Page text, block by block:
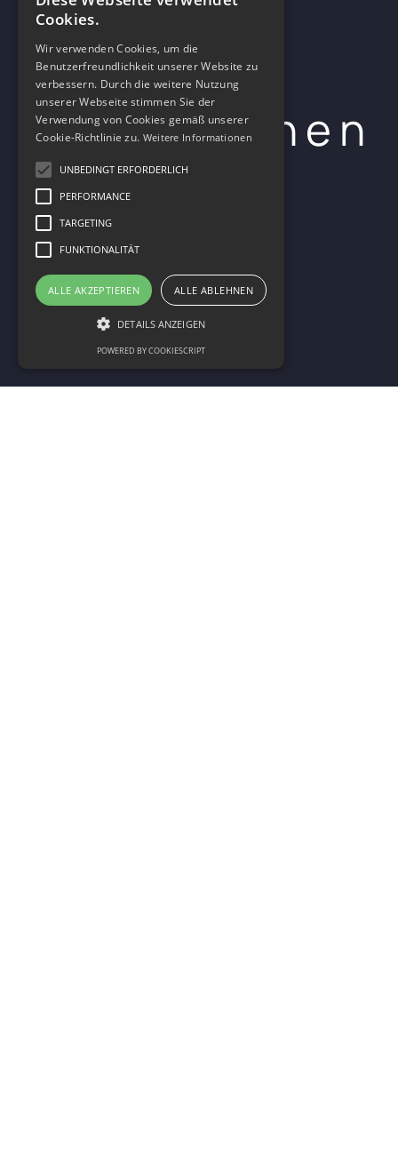
Menü öffnen
Cookies.
Wir verwenden Cookies, um die
Benutzerfreundlichkeit unserer Website zu
verbessern. Durch die weitere Nutzung
unserer Webseite stimmen Sie der
Verwendung von Cookies gemäß unserer
Cookie-Richtlinie zu. Weitere Informationen
UNBEDINGT ERFORDERLICH
PERFORMANCE
TARGETING
FUNKTIONALITÄT
ALLE AKZEPTIEREN ALLE ABLEHNEN
DETAILS ANZEIGEN
POWERED BY COOKIESCRIPT